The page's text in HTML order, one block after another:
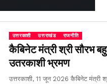
उत्तरकाशी उत्तराखंड राजनीति
कैबिनेट मंत्री श्री सौरभ
उतरकाशी भ्रमण
उत्तरकाशी, 11 जून 2026 कैबिनेट मंत्री